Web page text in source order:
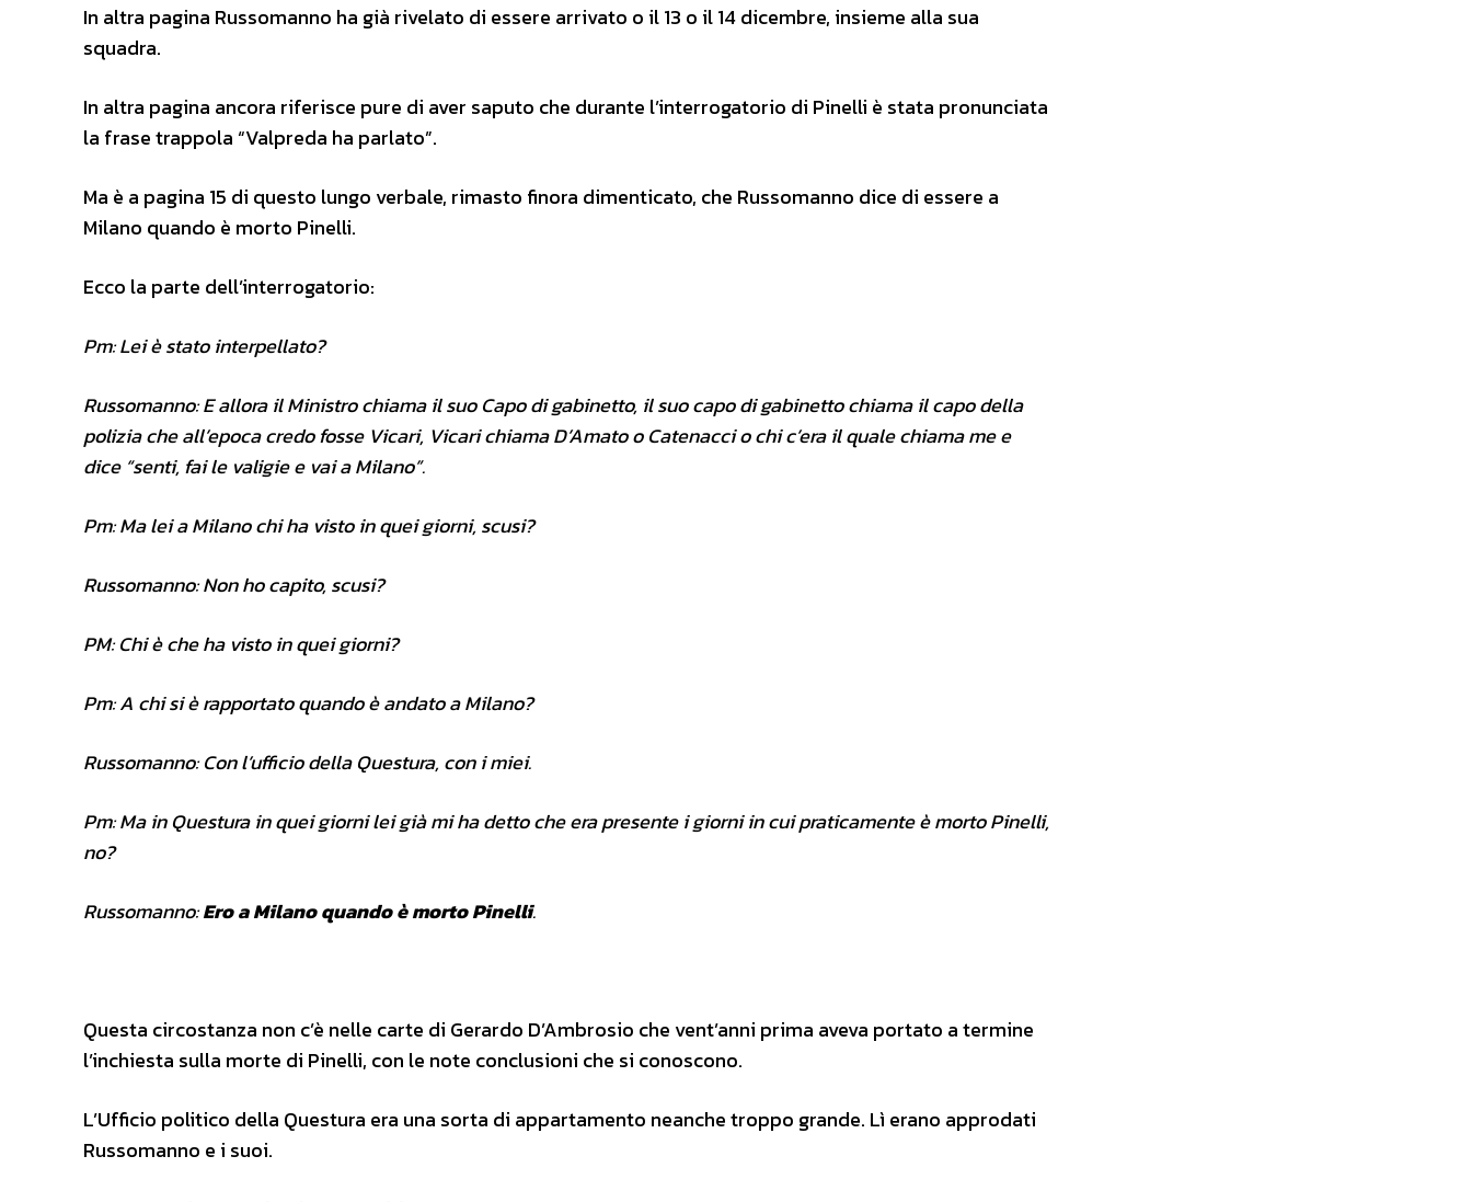
In altra pagina Russomanno ha già rivelato di essere arrivato o il 13 o il 14 dicembre, insieme alla sua
squadra.
In altra pagina ancora riferisce pure di aver saputo che durante l’interrogatorio di Pinelli è stata pronunciata
la frase trappola “Valpreda ha parlato”.
Ma è a pagina 15 di questo lungo verbale, rimasto finora dimenticato, che Russomanno dice di essere a
Milano quando è morto Pinelli.
Ecco la parte dell’interrogatorio:
Pm: Lei è stato interpellato?
Russomanno: E allora il Ministro chiama il suo Capo di gabinetto, il suo capo di gabinetto chiama il capo della
polizia che all’epoca credo fosse Vicari, Vicari chiama D’Amato o Catenacci o chi c’era il quale chiama me e
dice “senti, fai le valigie e vai a Milano”.
Pm: Ma lei a Milano chi ha visto in quei giorni, scusi?
Russomanno: Non ho capito, scusi?
PM: Chi è che ha visto in quei giorni?
Pm: A chi si è rapportato quando è andato a Milano?
Russomanno: Con l’ufficio della Questura, con i miei.
Pm: Ma in Questura in quei giorni lei già mi ha detto che era presente i giorni in cui praticamente è morto Pinelli,
no?
Russomanno:Ero a Milano quando è morto Pinelli.
Questa circostanza non c’è nelle carte di Gerardo D’Ambrosio che vent’anni prima aveva portato a termine
l’inchiesta sulla morte di Pinelli, con le note conclusioni che si conoscono.
L’Ufficio politico della Questura era una sorta di appartamento neanche troppo grande. Lì erano approdati
Russomanno e i suoi.